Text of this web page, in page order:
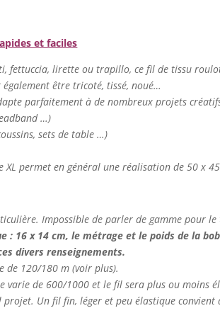
et faciles
fettuccia, lirette ou trapillo, ce fil de tissu
être tricoté, tissé, noué…
parfaitement à de nombreux projets
…)
sets de table …)
permet en général une réalisation de 50 x
Impossible de parler de gamme pour
: 16 x 14 cm, le métrage et le poids de la
divers renseignements.
de 120/180 m (voir plus).
de 600/1000 et le fil sera plus ou moins
Un fil fin, léger et peu élastique